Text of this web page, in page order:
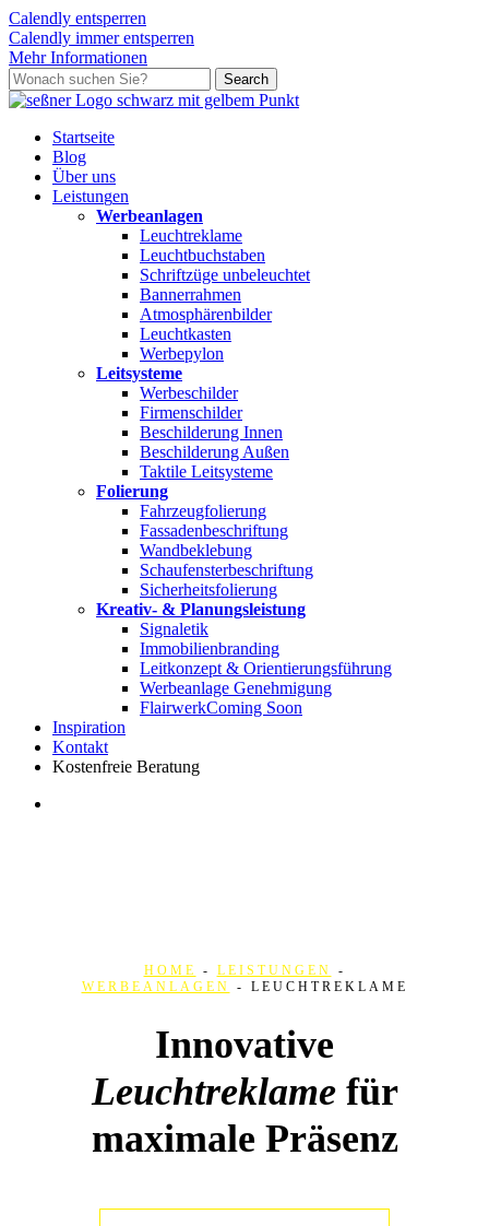
Calendly entsperren
Calendly immer entsperren
Mehr Informationen
Skip
to
content
Search
Close
search
Menu
Startseite
Blog
Über uns
Leistungen
Werbeanlagen
Leuchtreklame
Leuchtbuchstaben
Schriftzüge unbeleuchtet
Bannerrahmen
Atmosphärenbilder
Leuchtkasten
Werbepylon
Leitsysteme
Werbeschilder
Firmenschilder
Beschilderung Innen
Beschilderung Außen
Taktile Leitsysteme
Folierung
Fahrzeugfolierung
Fassadenbeschriftung
Wandbeklebung
Schaufensterbeschriftung
Sicherheitsfolierung
Kreativ- & Planungsleistung
Signaletik
Immobilienbranding
Leitkonzept & Orientierungsführung
Werbeanlage Genehmigung
FlairwerkComing Soon
Inspiration
Kontakt
Kostenfreie Beratung
HOME - LEISTUNGEN
-
WERBEANLAGEN
- LEUCHTREKLAME
Innovative
Leuchtreklamefür
maximale Präsenz